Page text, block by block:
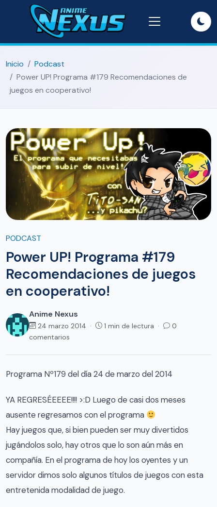
Inicio
Podcast
Power UP! Programa #179 Recomendaciones de
juegos en cooperativo!
PODCAST
Power UP! Programa #179
Recomendaciones de juegos
en cooperativo!
Anime Nexus
24 marzo 2014 · 1 min de lectura ·
0
comentarios
Programa Nº179 del día 24 de marzo del 2014
YA REGRESÉEEEE!!!! >:D Luego de casi dos meses
ausente regresamos con el programa
Hay juegos que, si bien pueden ser muy divertidos
jugándolos solo, hay otros que lo son aún más en
compañía. En el programa de hoy los oyentes y un
servidor dimos solo algunos títulos de juegos con esta
entretenida modalidad de juego.